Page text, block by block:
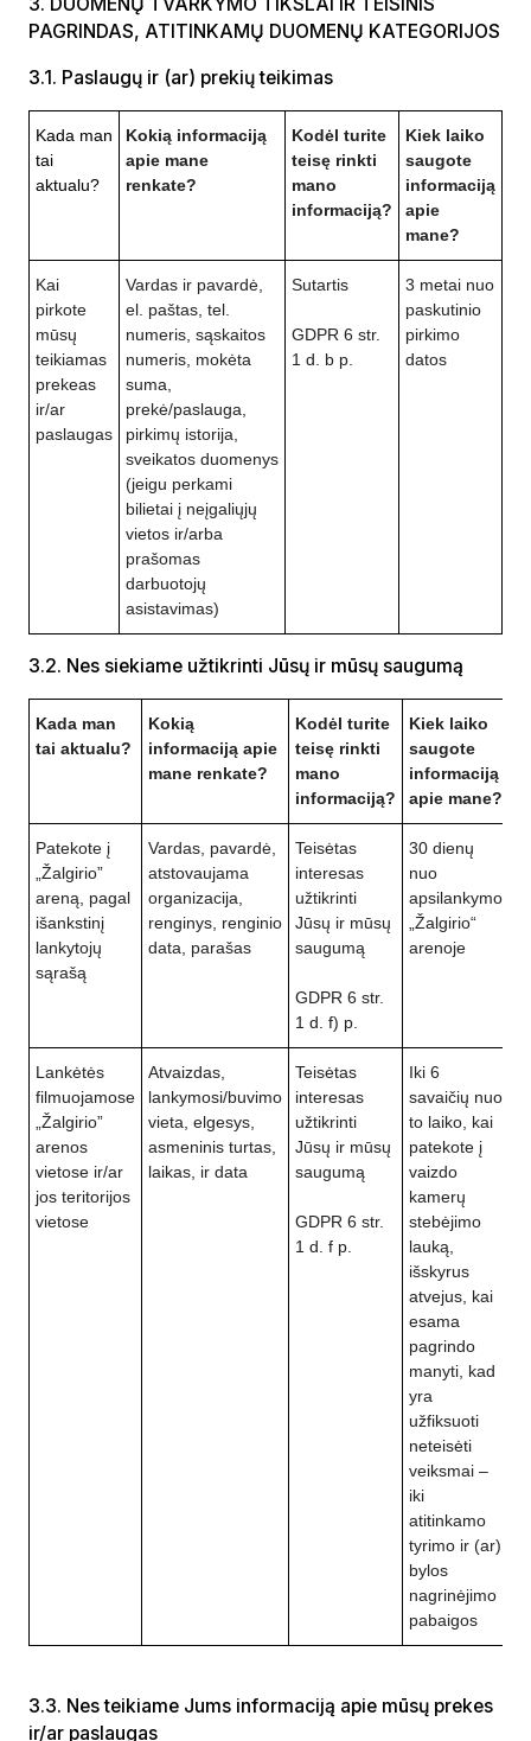
PAGRINDAS, ATITINKAMŲ DUOMENŲ KATEGORIJOS
3.1. Paslaugų ir (ar) prekių teikimas
Kada man
tai
aktualu?
Kokią informaciją
apie mane
renkate?
Kodėl turite
teisę rinkti
mano
informaciją?
Kiek laiko
saugote
informaciją
apie
mane?
Kai
pirkote
mūsų
teikiamas
prekeas
ir/ar
paslaugas
Vardas ir pavardė,
el. paštas, tel.
numeris, sąskaitos
numeris, mokėta
suma,
prekė/paslauga,
pirkimų istorija,
sveikatos duomenys
(jeigu perkami
bilietai į neįgaliųjų
vietos ir/arba
prašomas
darbuotojų
asistavimas)
Sutartis
GDPR 6 str.
1 d. b p.
3 metai nuo
paskutinio
pirkimo
datos
3.2. Nes siekiame užtikrinti Jūsų ir mūsų saugumą
Kada man
tai aktualu?
Kokią
informaciją apie
mane renkate?
Kodėl turite
teisę rinkti
mano
informaciją?
Kiek laiko
saugote
informaciją
apie mane?
Patekote į
„Žalgirio”
areną, pagal
išankstinį
lankytojų
sąrašą
Vardas, pavardė,
atstovaujama
organizacija,
renginys, renginio
data, parašas
Teisėtas
interesas
užtikrinti
Jūsų ir mūsų
saugumą
GDPR 6 str.
1 d. f) p.
30 dienų
nuo
apsilankymo
„Žalgirio“
arenoje
Lankėtės
filmuojamose
„Žalgirio”
arenos
vietose ir/ar
jos teritorijos
vietose
Atvaizdas,
lankymosi/buvimo
vieta, elgesys,
asmeninis turtas,
laikas, ir data
Teisėtas
interesas
užtikrinti
Jūsų ir mūsų
saugumą
GDPR 6 str.
1 d. f p.
Iki 6
savaičių nuo
to laiko, kai
patekote į
vaizdo
kamerų
stebėjimo
lauką,
išskyrus
atvejus, kai
esama
pagrindo
manyti, kad
yra
užfiksuoti
neteisėti
veiksmai –
iki
atitinkamo
tyrimo ir (ar)
bylos
nagrinėjimo
pabaigos
3.3. Nes teikiame Jums informaciją apie mūsų prekes
ir/ar paslaugas